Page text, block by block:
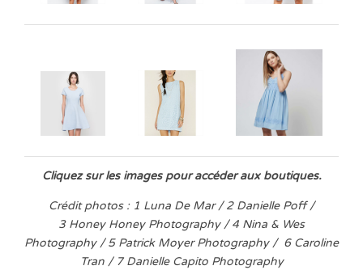
Cliquez sur les images pour accéder aux boutiques.
Crédit photos : 1 Luna De Mar / 2 Danielle Poff /
3 Honey Honey Photography / 4 Nina & Wes
Photography / 5 Patrick Moyer Photography / 6 Caroline
Tran / 7 Danielle Capito Photography